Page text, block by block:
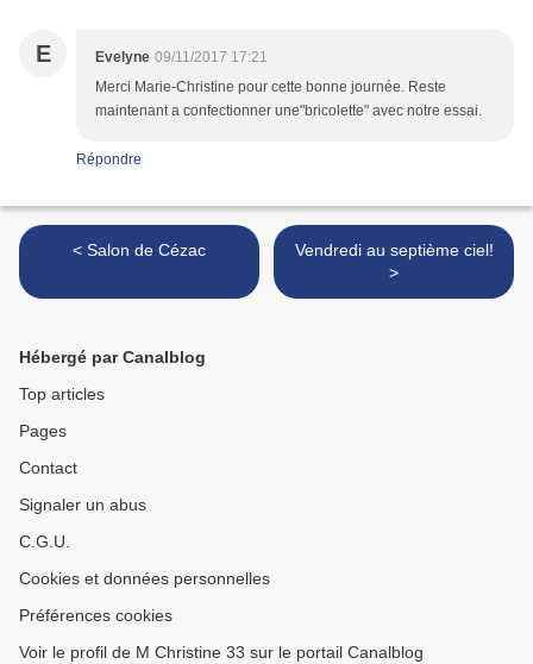
E Evelyne 09/11/2017 17:21
Merci Marie-Christine pour cette bonne journée. Reste
maintenant a confectionner une"bricolette" avec notre essai.
Répondre
< Salon de Cézac
Vendredi au septième ciel!
>
Hébergé par Canalblog
Top articles
Pages
Contact
Signaler un abus
C.G.U.
Cookies et données personnelles
Préférences cookies
Voir le profil de M Christine 33 sur le portail Canalblog